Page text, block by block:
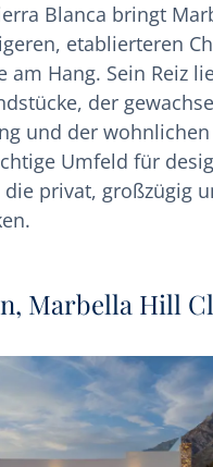
Blanca bringt
etablierteren
am Hang. Sein Reiz
der
und der wohnlichen
Umfeld für
privat, großzügig
Marbella Hill